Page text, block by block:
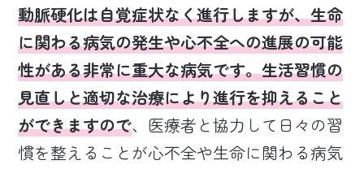
動脈硬化は自覚症状なく進行しますが、生命
に関わる病気の発生や心不全への進展の可能
性がある非常に重大な病気です。生活習慣の
見直しと適切な治療により進行を抑えること
ができますので、医療者と協力して日々の習
慣を整えることが心不全や生命に関わる病気